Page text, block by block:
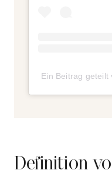
Ein Beitrag geteilt
Definition